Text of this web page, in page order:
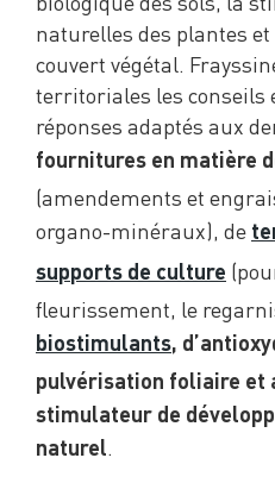
naturelles des plantes
couvert végétal.
territoriales les conseils
réponses adaptés aux
fournitures en matière
(amendements et
organo-minéraux), de
supports de culture
fleurissement, le
biostimulants,
pulvérisation foliaire et
stimulateur de
naturel.